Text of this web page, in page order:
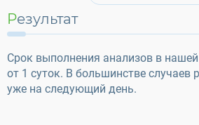
Результат
Срок выполнения анализов в
от 1 суток. В большинстве случаев
уже на следующий день.